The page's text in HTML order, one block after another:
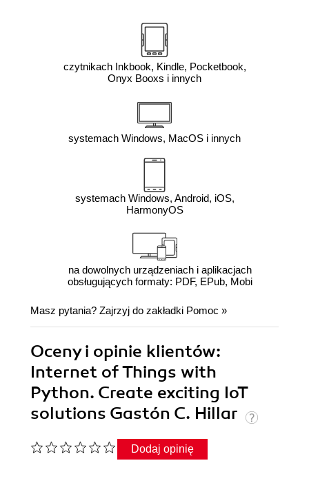
czytnikach Inkbook, Kindle, Pocketbook,
Onyx Booxs i innych
systemach Windows, MacOS i innych
systemach Windows, Android, iOS,
HarmonyOS
na dowolnych urządzeniach i aplikacjach
obsługujących formaty: PDF, EPub, Mobi
Masz pytania? Zajrzyj do zakładki Pomoc »
Oceny i opinie klientów:
Internet of Things with
Python. Create exciting IoT
solutions Gastón C. Hillar
Dodaj opinię